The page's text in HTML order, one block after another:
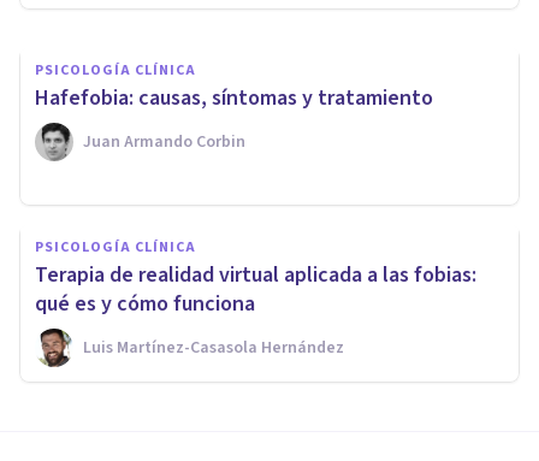
PSICOLOGÍA CLÍNICA
Hafefobia: causas, síntomas y tratamiento
Juan Armando Corbin
PSICOLOGÍA CLÍNICA
Terapia de realidad virtual aplicada a las fobias:
qué es y cómo funciona
Luis Martínez-Casasola Hernández